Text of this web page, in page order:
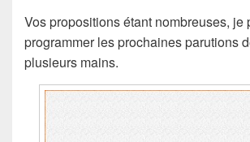
Vos propositions étant nombreuses, je
programmer les prochaines parutions
plusieurs mains.